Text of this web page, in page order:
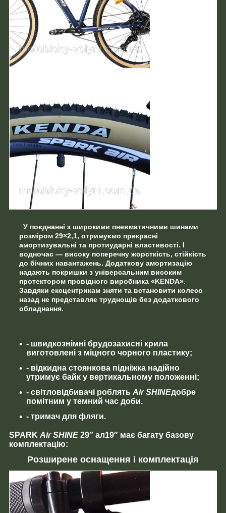
У поєднанні з широкими пневматичними шинами
розміром 29×2,1, отримуємо прекрасні
амортизувальні та протиударні властивості. І
водночас — високу поперечну жорсткість, стійкість
до бічних навантажень. Додаткову амортизацію
надають покришки з універсальним високим
протектором провідного виробника «KENDA».
Завдяки ексцентрикам зняти та встановити колесо
назад не представляє труднощів без додаткового
обладнання.
Розширене оснащення і комплектація
SPARK Air SHINE 29″ ал19″ має багату базову
комплектацію:
- швидкознімні брудозахисні крила
виготовлені з міцного чорного пластику;
- відкидна стоянкова підніжка надійно
утримує байк у вертикальному положенні;
- світловідбивачі роблять Air SHINEдобре
помітним у темний час доби.
- тримач для фляги.